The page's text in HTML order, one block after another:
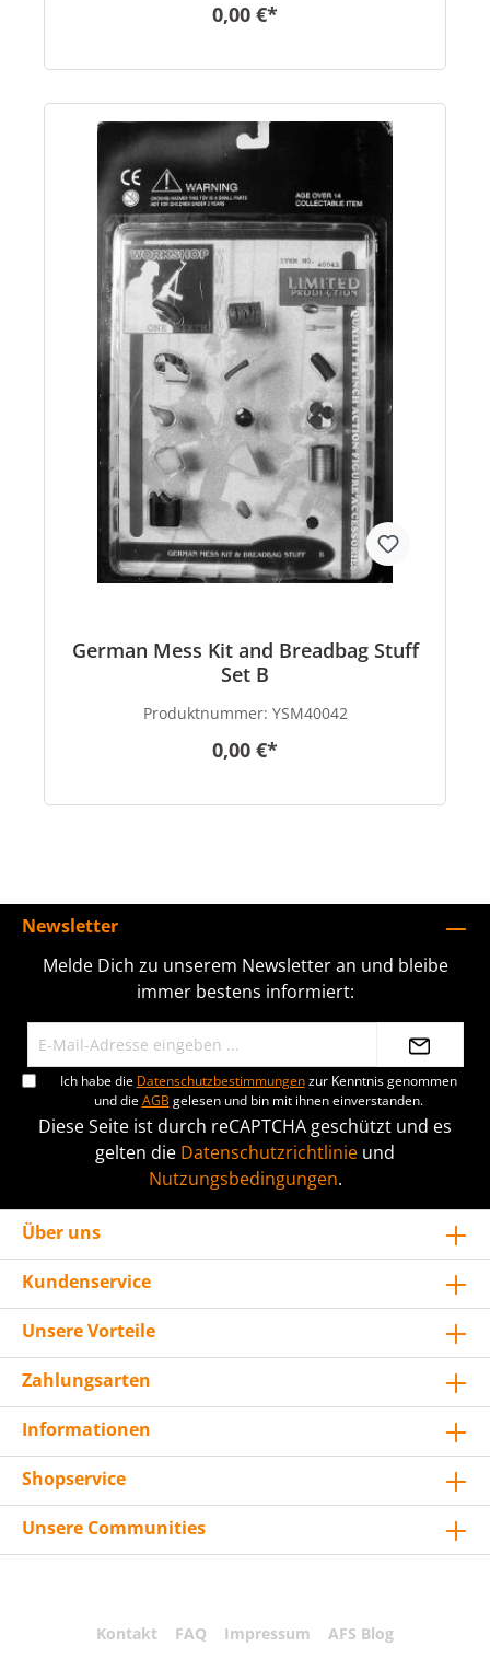
0,00 €*
German Mess Kit and Breadbag Stuff
Set B
Produktnummer: YSM40042
0,00 €*
Newsletter
Melde Dich zu unserem Newsletter an und bleibe
immer bestens informiert:
Ich habe die Datenschutzbestimmungenzur Kenntnis genommen
und dieAGB gelesen und bin mit ihnen einverstanden.
Diese Seite ist durch reCAPTCHA geschützt und es
gelten die Datenschutzrichtlinie und
Nutzungsbedingungen.
Über uns
Kundenservice
Unsere Vorteile
Zahlungsarten
Informationen
Shopservice
Unsere Communities
Kontakt FAQ Impressum AFS Blog